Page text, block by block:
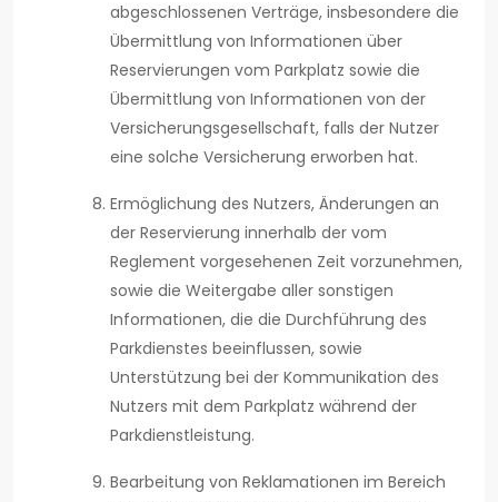
abgeschlossenen Verträge, insbesondere die
Übermittlung von Informationen über
Reservierungen vom Parkplatz sowie die
Übermittlung von Informationen von der
Versicherungsgesellschaft, falls der Nutzer
eine solche Versicherung erworben hat.
Ermöglichung des Nutzers, Änderungen an
der Reservierung innerhalb der vom
Reglement vorgesehenen Zeit vorzunehmen,
sowie die Weitergabe aller sonstigen
Informationen, die die Durchführung des
Parkdienstes beeinflussen, sowie
Unterstützung bei der Kommunikation des
Nutzers mit dem Parkplatz während der
Parkdienstleistung.
Bearbeitung von Reklamationen im Bereich